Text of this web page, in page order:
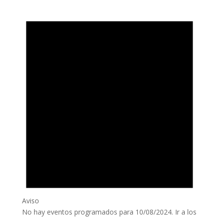
Aviso
No hay eventos programados para 10/08/2024. Ir a los